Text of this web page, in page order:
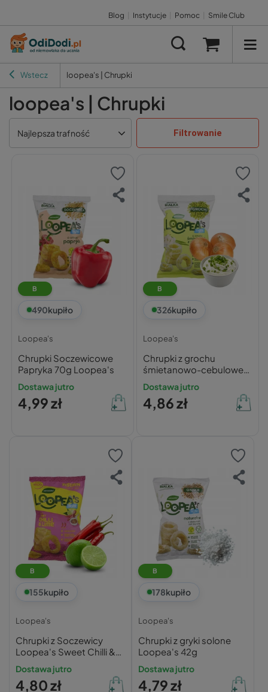
Blog Instytucje Pomoc Smile Club
Wstecz loopea's | Chrupki
loopea's | Chrupki
Najlepsza trafność Filtrowanie
B
490kupiło
Loopea's
Chrupki Soczewicowe
Papryka 70g Loopea's
Dostawa jutro
4,99 zł
B
326kupiło
Loopea's
Chrupki z grochu
śmietanowo-cebulowe
Loopea's 50g
Dostawa jutro
4,86 zł
B
155kupiło
Loopea's
Chrupki z Soczewicy
Loopea's Sweet Chilli &
Lime 50g
Dostawa jutro
4,80 zł
B
178kupiło
Loopea's
Chrupki z gryki solone
Loopea's 42g
Dostawa jutro
4,79 zł